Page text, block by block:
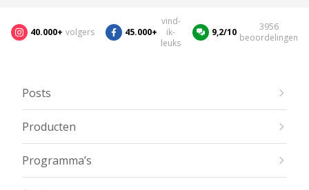
40.000+ volgers 45.000+
vind-
ik-
leuks
9,2/10
3956
beoordelingen
Posts
Producten
Programma’s